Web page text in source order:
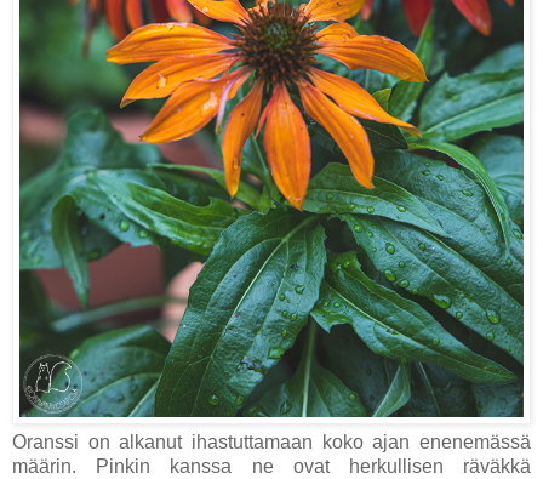
Oranssi on alkanut ihastuttamaan koko ajan enenemässä
määrin. Pinkin kanssa ne ovat herkullisen räväkkä